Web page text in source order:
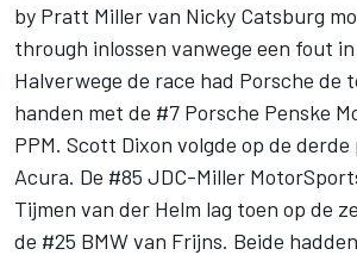
by Pratt Miller van Nicky Catsburg
through inlossen vanwege een fout
Halverwege de race had Porsche de
handen met de #7 Porsche Penske
PPM. Scott Dixon volgde op de
Acura. De #85 JDC-Miller
Tijmen van der Helm lag toen op de
de #25 BMW van Frijns. Beide